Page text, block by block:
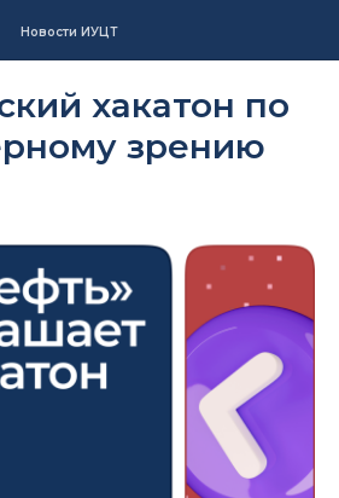
Новости ИУЦТ
хакатон по
зрению